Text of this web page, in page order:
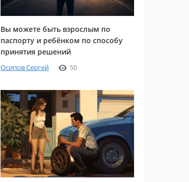
Вы можете быть взрослым по
паспорту и ребёнком по способу
принятия решений
Осипов Сергей 50